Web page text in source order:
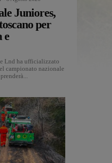
Juniores,
per
e
Lnd ha ufficializzato
campionato nazionale